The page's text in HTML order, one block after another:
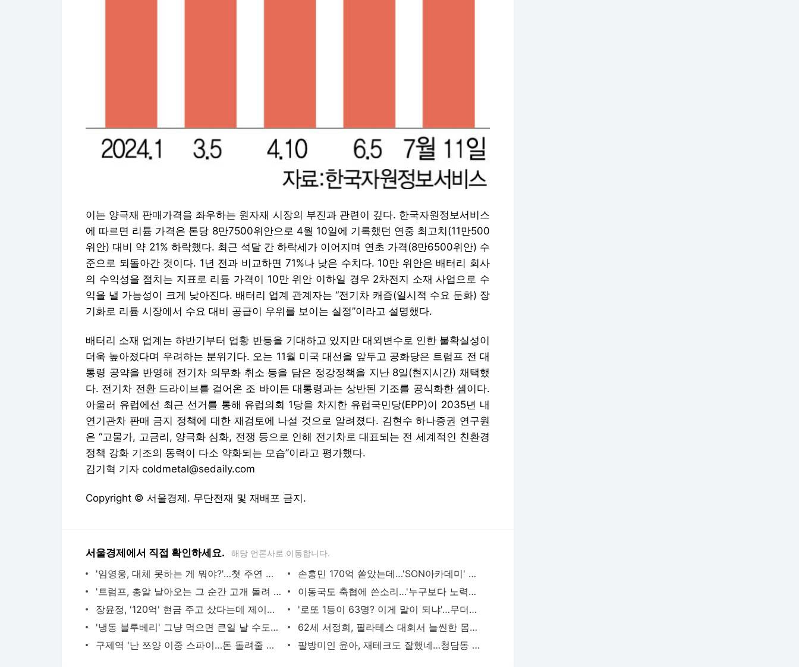
이는 양극재 판매가격을 좌우하는 원자재 시장의 부진과 관련이 깊다. 한국자원정보서비스
에 따르면 리튬 가격은 톤당 8만7500위안으로 4월 10일에 기록했던 연중 최고치(11만500
위안) 대비 약 21% 하락했다. 최근 석달 간 하락세가 이어지며 연초 가격(8만6500위안) 수
준으로 되돌아간 것이다. 1년 전과 비교하면 71%나 낮은 수치다. 10만 위안은 배터리 회사
의 수익성을 점치는 지표로 리튬 가격이 10만 위안 이하일 경우 2차전지 소재 사업으로 수
익을 낼 가능성이 크게 낮아진다. 배터리 업계 관계자는 “전기차 캐즘(일시적 수요 둔화) 장
기화로 리튬 시장에서 수요 대비 공급이 우위를 보이는 실정”이라고 설명했다.
배터리 소재 업계는 하반기부터 업황 반등을 기대하고 있지만 대외변수로 인한 불확실성이
더욱 높아졌다며 우려하는 분위기다. 오는 11월 미국 대선을 앞두고 공화당은 트럼프 전 대
통령 공약을 반영해 전기차 의무화 취소 등을 담은 정강정책을 지난 8일(현지시간) 채택했
다. 전기차 전환 드라이브를 걸어온 조 바이든 대통령과는 상반된 기조를 공식화한 셈이다.
아울러 유럽에선 최근 선거를 통해 유럽의회 1당을 차지한 유럽국민당(EPP)이 2035년 내
연기관차 판매 금지 정책에 대한 재검토에 나설 것으로 알려졌다. 김현수 하나증권 연구원
은 “고물가, 고금리, 양극화 심화, 전쟁 등으로 인해 전기차로 대표되는 전 세계적인 친환경
정책 강화 기조의 동력이 다소 약화되는 모습”이라고 평가했다.
김기혁 기자 coldmetal@sedaily.com
Copyright © 서울경제. 무단전재 및 재배포 금지.
서울경제에서 직접 확인하세요. 해당 언론사로 이동합니다.
'임영웅, 대체 못하는 게 뭐야?'…첫 주연 영화 ‘인 악토버’, 쿠팡플레이‧티빙 ‘1위’ 등극
손흥민 170억 쏟았는데…'SON아카데미' 존폐위기 왜?
'트럼프, 총알 날아오는 그 순간 고개 돌려 살았다'…유세 참석자 목격담
이동국도 축협에 쓴소리…'누구보다 노력한 사람한테 '법적 대응'은 아냐'
장윤정, '120억' 현금 주고 샀다는데 제이홉·김고은도 구입…연예인 '인기주택' 떠오른 '이곳'
'로또 1등이 63명? 이게 말이 되냐'…무더기 당첨에 '세금 떼면 고작 3억'
'냉동 블루베리' 그냥 먹으면 큰일 날 수도…'이것' 꼭 확인 후 섭취해야
62세 서정희, 필라테스 대회서 늘씬한 몸매 뽐내…“살아있길 잘했어”
구제역 '난 쯔양 이중 스파이…돈 돌려줄 것' 해명에도 '싸늘'
팔방미인 윤아, 재테크도 잘했네…청담동 빌딩 6년새 OOO억 올랐다